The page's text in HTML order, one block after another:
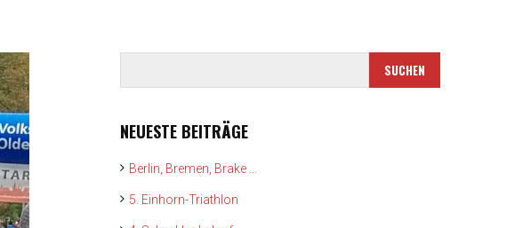
NEUESTE BEITRÄGE
Berlin, Bremen, Brake …
5. Einhorn-Triathlon